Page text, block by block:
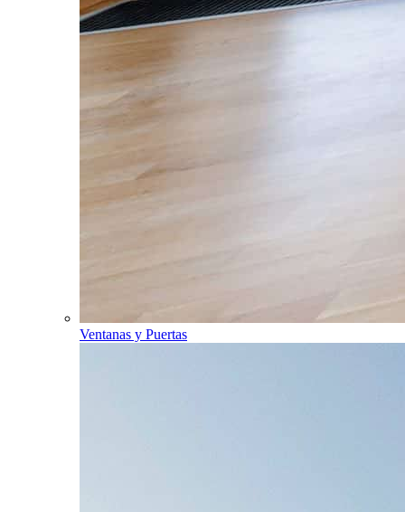
Ventanas y Puertas